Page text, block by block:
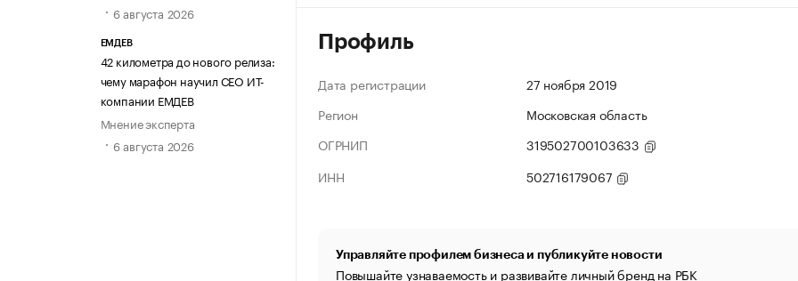
6 августа 2026
ЕМДЕВ
42 километра до нового релиза:
чему марафон научил СЕО ИТ-
компании ЕМДЕВ
Мнение эксперта
6 августа 2026
Профиль
Дата регистрации
27 ноября 2019
Регион
Московская область
ОГРНИП
319502700103633
ИНН
502716179067
Управляйте профилем бизнеса и публикуйте новости
Повышайте узнаваемость и развивайте личный бренд на РБК